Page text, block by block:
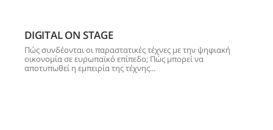
DIGITAL ON STAGE
Πώς συνδέονται οι παραστατικές τέχνες με την ψηφιακή
οικονομία σε ευρωπαϊκό επίπεδο; Πώς μπορεί να
αποτυπωθεί η εμπειρία της τέχνης...